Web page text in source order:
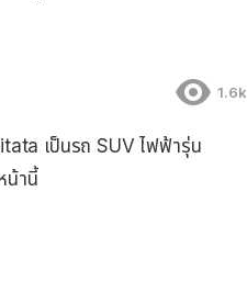
1.6k
เป็นรถ SUV ไฟฟ้ารุ่น
น้านี้